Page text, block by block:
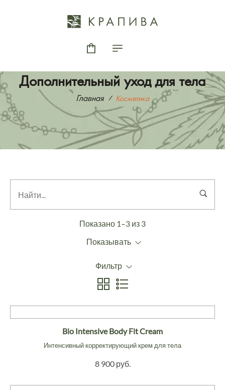
Дополнительный уход для тела
Главная Косметика
Показано 1–3 из 3
Показывать
Фильтр
Bio Intensive Body Fit Cream
Интенсивный корректирующий крем для тела
8 900 руб.